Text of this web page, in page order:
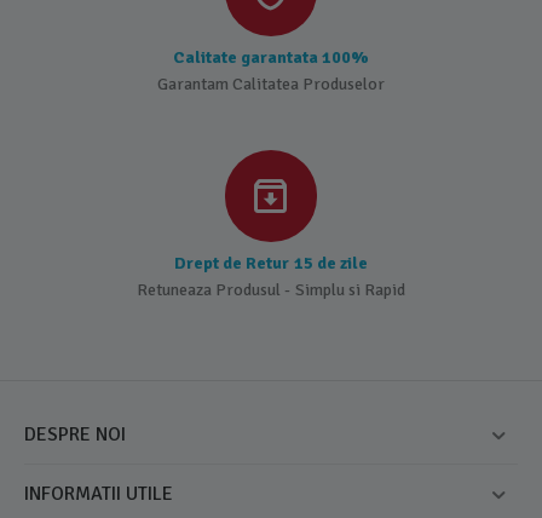
Calitate garantata 100%
Garantam Calitatea Produselor
Drept de Retur 15 de zile
Retuneaza Produsul - Simplu si Rapid
DESPRE NOI
INFORMATII UTILE